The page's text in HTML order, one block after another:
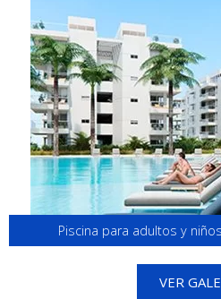
Piscina para adultos y
VER